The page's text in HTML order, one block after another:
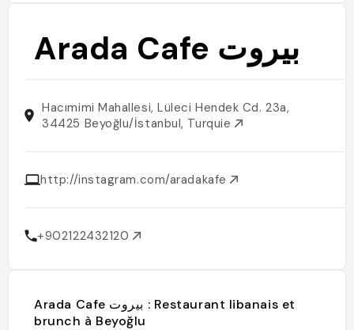
Arada Cafe بيروت
Hacımimi Mahallesi, Lüleci Hendek Cd. 23a,
34425 Beyoğlu/İstanbul, Turquie
http://instagram.com/aradakafe
+902122432120
Arada Cafe بيروت : Restaurant libanais et
brunch à Beyoğlu